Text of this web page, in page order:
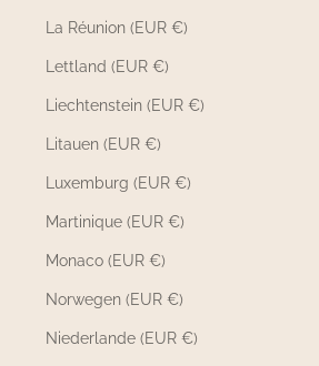
La Réunion (EUR €)
Lettland (EUR €)
Liechtenstein (EUR €)
Litauen (EUR €)
Luxemburg (EUR €)
Martinique (EUR €)
Monaco (EUR €)
Norwegen (EUR €)
Niederlande (EUR €)